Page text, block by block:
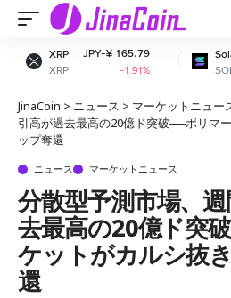
¥ 165.79
-1.91%
Solana
SOL
JPY-¥
-
JinaCoin > ニュース > マーケットニュー
引高が過去最高の20億ド突破──ポリマ
ップ奪還
ニュース マーケットニュース
分散型予測市場、
去最高の20億ド突
ケットがカルシ抜
還